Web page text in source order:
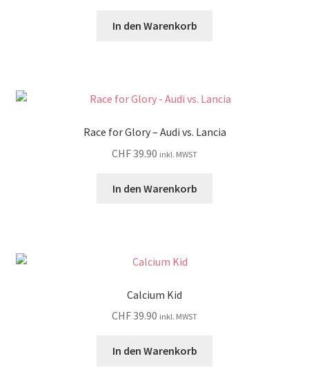
In den Warenkorb
Race for Glory – Audi vs. Lancia
CHF39.90 inkl. MWST
In den Warenkorb
Calcium Kid
CHF39.90 inkl. MWST
In den Warenkorb